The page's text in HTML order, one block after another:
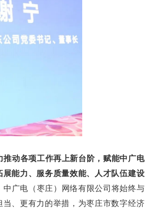
动各项工作再上新台阶，赋能中广电
展能力、服务质量效能、人才队伍建设
中广电（枣庄）网络有限公司将始终与
、更有力的举措，为枣庄市数字经济